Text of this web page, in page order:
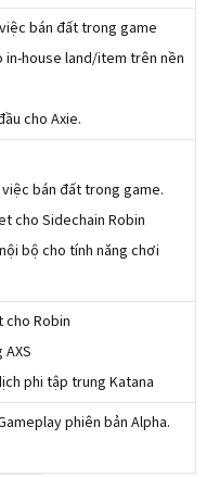
bán đất trong game
house land/item trên nền
cho Axie.
bán đất trong game.
Sidechain Robin
bộ cho tính năng chơi
Robin
phi tập trung Katana
phiên bản Alpha.